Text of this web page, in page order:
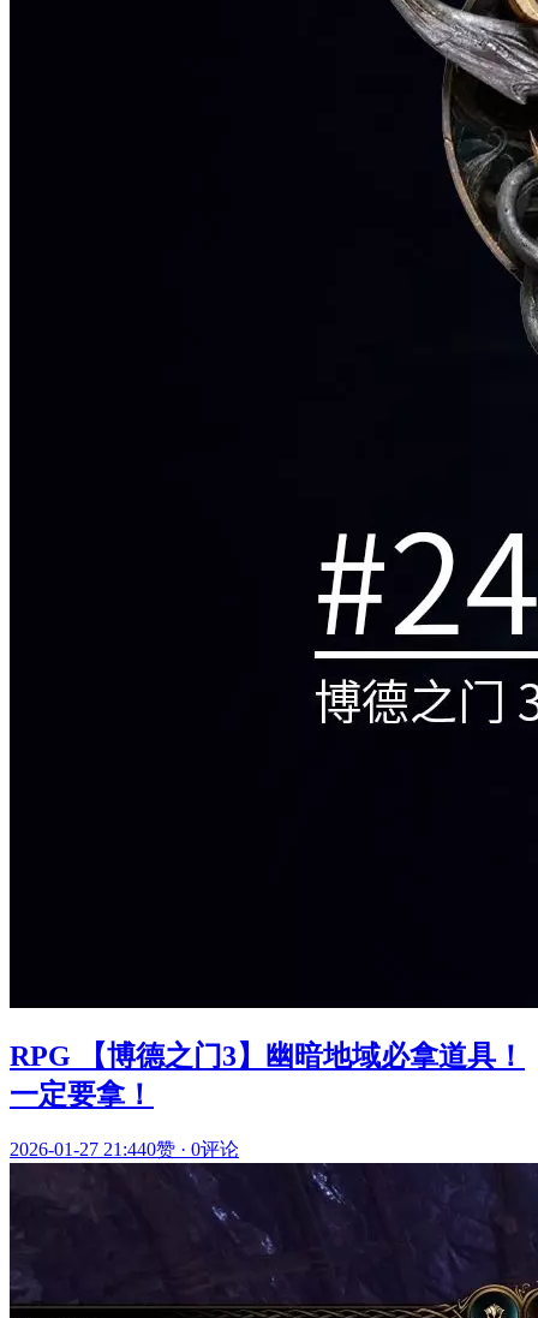
RPG 【博德之门3】幽暗地域必拿道具！
一定要拿！
2026-01-27 21:440赞 · 0评论